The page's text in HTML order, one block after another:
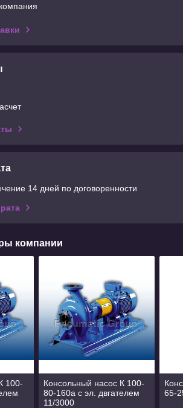
14 дней по договоренности
компании
100-
Консольный насос К 100-
80-160а с эл. двгателем
11/3000
65-